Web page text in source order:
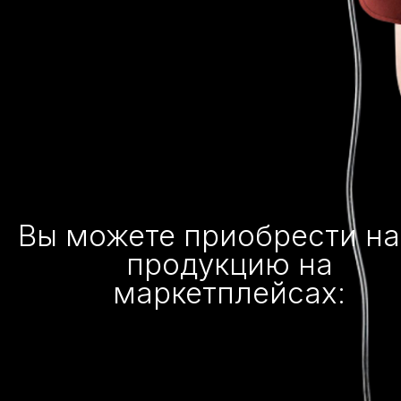
Вы можете приобрести
продукцию на
маркетплейсах: